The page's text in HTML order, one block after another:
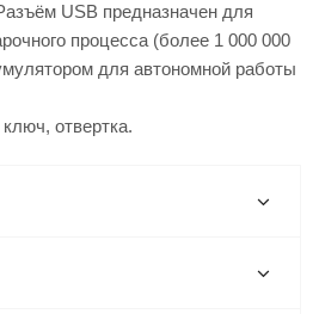
USB предназначен для
процесса (более 1 000 000
для автономной работы
отвертка.